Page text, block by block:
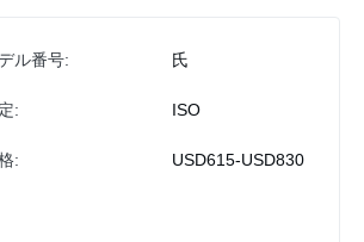
ル番号: 氏
: ISO
: USD615-USD830